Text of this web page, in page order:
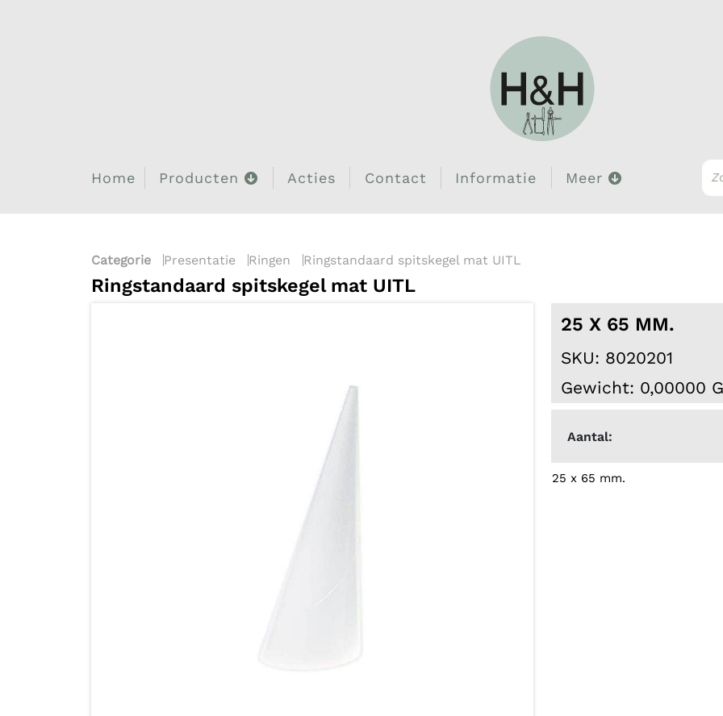
Home Producten Acties Contact Informatie Meer
Categorie Presentatie Ringen Ringstandaard spitskegel mat UITL
Ringstandaard spitskegel mat UITL
25 X 65 MM.
SKU: 8020201
Gewicht: 0,00000
Aantal:
25 x 65 mm.